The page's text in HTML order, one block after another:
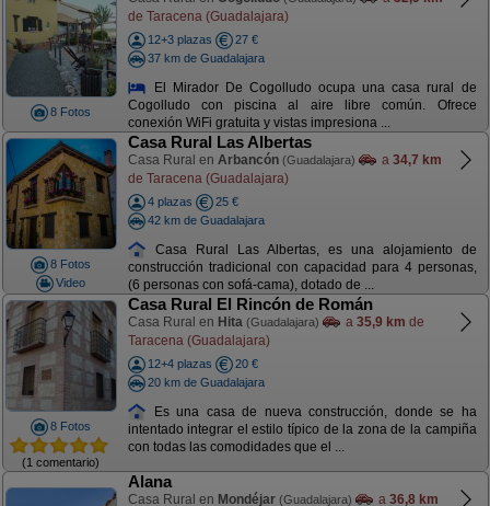
8 Fotos
de Taracena (Guadalajara)
12+3 plazas
27 €
37 km de Guadalajara
El Mirador De Cogolludo ocupa una casa rural de
Cogolludo con piscina al aire libre común. Ofrece
conexión WiFi gratuita y vistas impresiona ...
8 Fotos
Video
Casa Rural Las Albertas
Casa Rural en Arbancón (Guadalajara) a 34,7 km
de Taracena (Guadalajara)
4 plazas
25 €
42 km de Guadalajara
Casa Rural Las Albertas, es una alojamiento de
construcción tradicional con capacidad para 4 personas,
(6 personas con sofá-cama), dotado de ...
8 Fotos
(1 comentario)
Casa Rural El Rincón de Román
Casa Rural en Hita (Guadalajara) a 35,9 km de
Taracena (Guadalajara)
12+4 plazas
20 €
20 km de Guadalajara
Es una casa de nueva construcción, donde se ha
intentado integrar el estilo típico de la zona de la campiña
con todas las comodidades que el ...
Alana
Casa Rural en Mondéjar (Guadalajara) a 36,8 km